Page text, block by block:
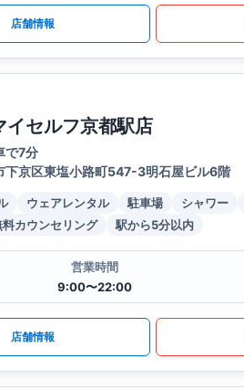
店舗情報
イセルフ京都駅店
で7分
下京区東塩小路町547-3明石屋ビル6階
ウェアレンタル 駐車場 シャワー
料カウンセリング 駅から5分以内
営業時間
9:00〜22:00
店舗情報